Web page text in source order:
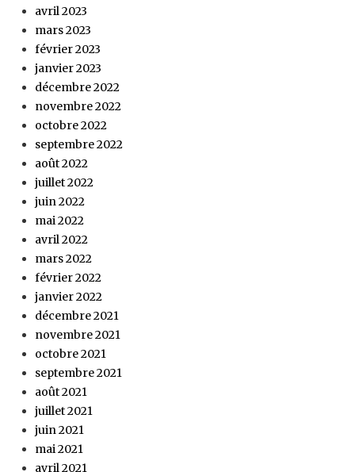
avril 2023
mars 2023
février 2023
janvier 2023
décembre 2022
novembre 2022
octobre 2022
septembre 2022
août 2022
juillet 2022
juin 2022
mai 2022
avril 2022
mars 2022
février 2022
janvier 2022
décembre 2021
novembre 2021
octobre 2021
septembre 2021
août 2021
juillet 2021
juin 2021
mai 2021
avril 2021